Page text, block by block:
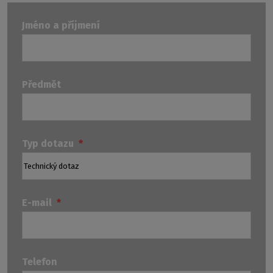
Jméno a příjmení
Předmět
Typ dotazu *
E-mail *
Telefon